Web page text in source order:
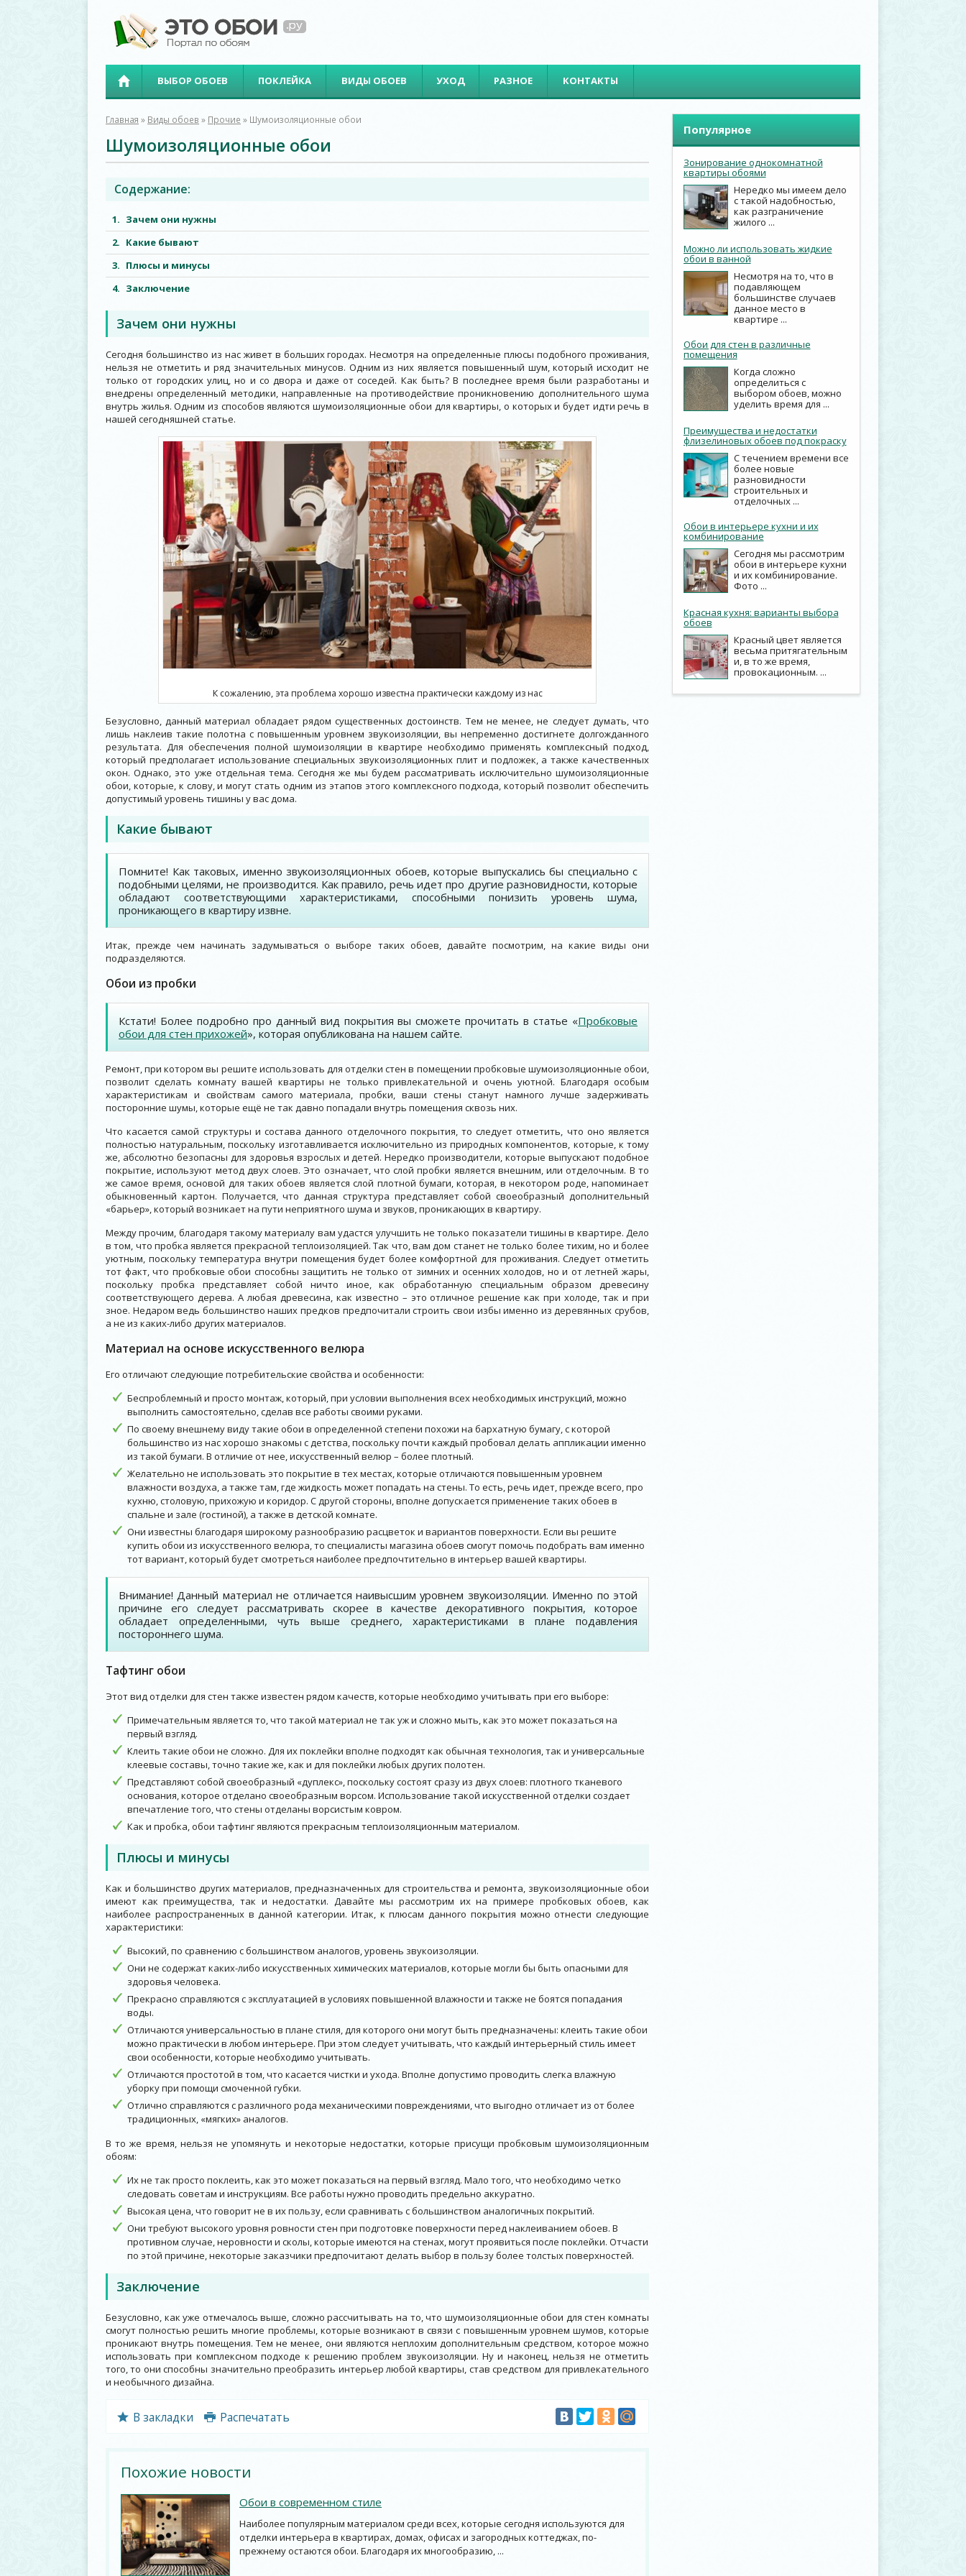
ВЫБОР ОБОЕВ ПОКЛЕЙКА ВИДЫ ОБОЕВ УХОД РАЗНОЕ КОНТАКТЫ
Главная » Виды обоев » Прочие » Шумоизоляционные обои
Шумоизоляционные обои
Содержание:
Зачем они нужны
Какие бывают
Плюсы и минусы
Заключение
Зачем они нужны
Сегодня большинство из нас живет в больших городах. Несмотря на определенные плюсы подобного проживания,
нельзя не отметить и ряд значительных минусов. Одним из них является повышенный шум, который исходит не
только от городских улиц, но и со двора и даже от соседей. Как быть? В последнее время были разработаны и
внедрены определенный методики, направленные на противодействие проникновению дополнительного шума
внутрь жилья. Одним из способов являются шумоизоляционные обои для квартиры, о которых и будет идти речь в
нашей сегодняшней статье.
К сожалению, эта проблема хорошо известна практически каждому из нас
Безусловно, данный материал обладает рядом существенных достоинств. Тем не менее, не следует думать, что
лишь наклеив такие полотна с повышенным уровнем звукоизоляции, вы непременно достигнете долгожданного
результата. Для обеспечения полной шумоизоляции в квартире необходимо применять комплексный подход,
который предполагает использование специальных звукоизоляционных плит и подложек, а также качественных
окон. Однако, это уже отдельная тема. Сегодня же мы будем рассматривать исключительно шумоизоляционные
обои, которые, к слову, и могут стать одним из этапов этого комплексного подхода, который позволит обеспечить
допустимый уровень тишины у вас дома.
Какие бывают
Помните! Как таковых, именно звукоизоляционных обоев, которые выпускались бы специально с
подобными целями, не производится. Как правило, речь идет про другие разновидности, которые
обладают соответствующими характеристиками, способными понизить уровень шума,
проникающего в квартиру извне.
Итак, прежде чем начинать задумываться о выборе таких обоев, давайте посмотрим, на какие виды они
подразделяются.
Обои из пробки
Кстати! Более подробно про данный вид покрытия вы сможете прочитать в статье «Пробковые
обои для стен прихожей», которая опубликована на нашем сайте.
Ремонт, при котором вы решите использовать для отделки стен в помещении пробковые шумоизоляционные обои,
позволит сделать комнату вашей квартиры не только привлекательной и очень уютной. Благодаря особым
характеристикам и свойствам самого материала, пробки, ваши стены станут намного лучше задерживать
посторонние шумы, которые ещё не так давно попадали внутрь помещения сквозь них.
Что касается самой структуры и состава данного отделочного покрытия, то следует отметить, что оно является
полностью натуральным, поскольку изготавливается исключительно из природных компонентов, которые, к тому
же, абсолютно безопасны для здоровья взрослых и детей. Нередко производители, которые выпускают подобное
покрытие, используют метод двух слоев. Это означает, что слой пробки является внешним, или отделочным. В то
же самое время, основой для таких обоев является слой плотной бумаги, которая, в некотором роде, напоминает
обыкновенный картон. Получается, что данная структура представляет собой своеобразный дополнительный
«барьер», который возникает на пути неприятного шума и звуков, проникающих в квартиру.
Между прочим, благодаря такому материалу вам удастся улучшить не только показатели тишины в квартире. Дело
в том, что пробка является прекрасной теплоизоляцией. Так что, вам дом станет не только более тихим, но и более
уютным, поскольку температура внутри помещения будет более комфортной для проживания. Следует отметить
тот факт, что пробковые обои способны защитить не только от зимних и осенних холодов, но и от летней жары,
поскольку пробка представляет собой ничто иное, как обработанную специальным образом древесину
соответствующего дерева. А любая древесина, как известно – это отличное решение как при холоде, так и при
зное. Недаром ведь большинство наших предков предпочитали строить свои избы именно из деревянных срубов,
а не из каких-либо других материалов.
Материал на основе искусственного велюра
Его отличают следующие потребительские свойства и особенности:
Беспроблемный и просто монтаж, который, при условии выполнения всех необходимых инструкций, можно
выполнить самостоятельно, сделав все работы своими руками.
По своему внешнему виду такие обои в определенной степени похожи на бархатную бумагу, с которой
большинство из нас хорошо знакомы с детства, поскольку почти каждый пробовал делать аппликации именно
из такой бумаги. В отличие от нее, искусственный велюр – более плотный.
Желательно не использовать это покрытие в тех местах, которые отличаются повышенным уровнем
влажности воздуха, а также там, где жидкость может попадать на стены. То есть, речь идет, прежде всего, про
кухню, столовую, прихожую и коридор. С другой стороны, вполне допускается применение таких обоев в
спальне и зале (гостиной), а также в детской комнате.
Они известны благодаря широкому разнообразию расцветок и вариантов поверхности. Если вы решите
купить обои из искусственного велюра, то специалисты магазина обоев смогут помочь подобрать вам именно
тот вариант, который будет смотреться наиболее предпочтительно в интерьер вашей квартиры.
Внимание! Данный материал не отличается наивысшим уровнем звукоизоляции. Именно по этой
причине его следует рассматривать скорее в качестве декоративного покрытия, которое
обладает определенными, чуть выше среднего, характеристиками в плане подавления
постороннего шума.
Тафтинг обои
Этот вид отделки для стен также известен рядом качеств, которые необходимо учитывать при его выборе:
Примечательным является то, что такой материал не так уж и сложно мыть, как это может показаться на
первый взгляд.
Клеить такие обои не сложно. Для их поклейки вполне подходят как обычная технология, так и универсальные
клеевые составы, точно такие же, как и для поклейки любых других полотен.
Представляют собой своеобразный «дуплекс», поскольку состоят сразу из двух слоев: плотного тканевого
основания, которое отделано своеобразным ворсом. Использование такой искусственной отделки создает
впечатление того, что стены отделаны ворсистым ковром.
Как и пробка, обои тафтинг являются прекрасным теплоизоляционным материалом.
Плюсы и минусы
Как и большинство других материалов, предназначенных для строительства и ремонта, звукоизоляционные обои
имеют как преимущества, так и недостатки. Давайте мы рассмотрим их на примере пробковых обоев, как
наиболее распространенных в данной категории. Итак, к плюсам данного покрытия можно отнести следующие
характеристики:
Высокий, по сравнению с большинством аналогов, уровень звукоизоляции.
Они не содержат каких-либо искусственных химических материалов, которые могли бы быть опасными для
здоровья человека.
Прекрасно справляются с эксплуатацией в условиях повышенной влажности и также не боятся попадания
воды.
Отличаются универсальностью в плане стиля, для которого они могут быть предназначены: клеить такие обои
можно практически в любом интерьере. При этом следует учитывать, что каждый интерьерный стиль имеет
свои особенности, которые необходимо учитывать.
Отличаются простотой в том, что касается чистки и ухода. Вполне допустимо проводить слегка влажную
уборку при помощи смоченной губки.
Отлично справляются с различного рода механическими повреждениями, что выгодно отличает из от более
традиционных, «мягких» аналогов.
В то же время, нельзя не упомянуть и некоторые недостатки, которые присущи пробковым шумоизоляционным
обоям:
Их не так просто поклеить, как это может показаться на первый взгляд. Мало того, что необходимо четко
следовать советам и инструкциям. Все работы нужно проводить предельно аккуратно.
Высокая цена, что говорит не в их пользу, если сравнивать с большинством аналогичных покрытий.
Они требуют высокого уровня ровности стен при подготовке поверхности перед наклеиванием обоев. В
противном случае, неровности и сколы, которые имеются на стенах, могут проявиться после поклейки. Отчасти
по этой причине, некоторые заказчики предпочитают делать выбор в пользу более толстых поверхностей.
Заключение
Безусловно, как уже отмечалось выше, сложно рассчитывать на то, что шумоизоляционные обои для стен комнаты
смогут полностью решить многие проблемы, которые возникают в связи с повышенным уровнем шумов, которые
проникают внутрь помещения. Тем не менее, они являются неплохим дополнительным средством, которое можно
использовать при комплексном подходе к решению проблем звукоизоляции. Ну и наконец, нельзя не отметить
того, то они способны значительно преобразить интерьер любой квартиры, став средством для привлекательного
и необычного дизайна.
В закладки Распечатать
Похожие новости
Обои в современном стиле
Наиболее популярным материалом среди всех, которые сегодня используются для
отделки интерьера в квартирах, домах, офисах и загородных коттеджах, по-
прежнему остаются обои. Благодаря их многообразию, ...
Популярное
Зонирование однокомнатной
квартиры обоями
Нередко мы имеем дело
с такой надобностью,
как разграничение
жилого ...
Можно ли использовать жидкие
обои в ванной
Несмотря на то, что в
подавляющем
большинстве случаев
данное место в
квартире ...
Обои для стен в различные
помещения
Когда сложно
определиться с
выбором обоев, можно
уделить время для ...
Преимущества и недостатки
флизелиновых обоев под покраску
С течением времени все
более новые
разновидности
строительных и
отделочных ...
Обои в интерьере кухни и их
комбинирование
Сегодня мы рассмотрим
обои в интерьере кухни
и их комбинирование.
Фото ...
Красная кухня: варианты выбора
обоев
Красный цвет является
весьма притягательным
и, в то же время,
провокационным. ...